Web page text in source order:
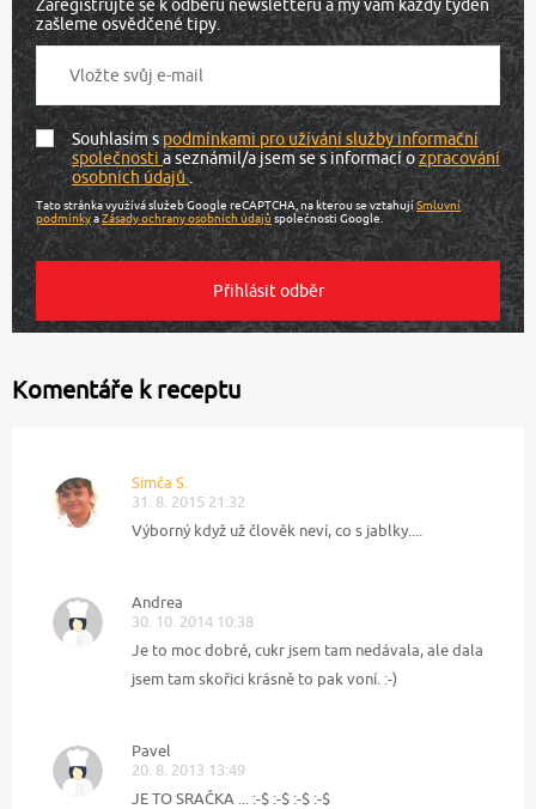
Zaregistrujte se k odběru newsletteru a my vám každý týden
zašleme osvědčené tipy.
Souhlasím spodmínkami pro užívání služby informační
společnostia seznámil/a jsem se s informací ozpracování
osobních údajů.
Tato stránka využívá služeb Google reCAPTCHA, na kterou se vztahujíSmluvní
podmínkyaZásady ochrany osobních údajů společnosti Google.
Komentáře k receptu
Simča S.
31. 8. 2015 21:32
Výborný když už člověk neví, co s jablky....
Andrea
30. 10. 2014 10:38
Je to moc dobré, cukr jsem tam nedávala, ale dala
jsem tam skořici krásně to pak voní. :-)
Pavel
20. 8. 2013 13:49
JE TO SRAČKA ... :-$ :-$ :-$ :-$